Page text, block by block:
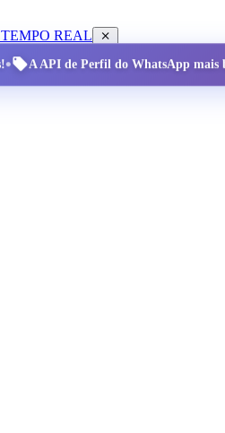
REAL
• A API de Perfil do WhatsApp mais